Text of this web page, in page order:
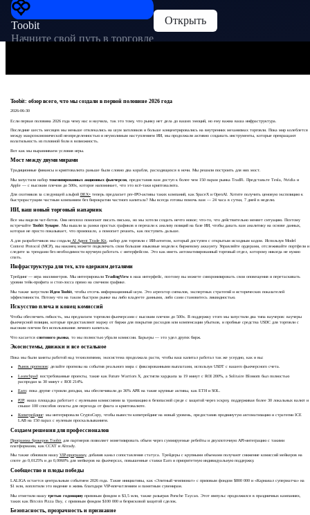
Toobit
Начните свой путь в торговле
Открыть
Toobit: обзор всего, что мы создали в первой половине 2026 года
2026-06-30
Если первая половина 2026 года чему нас и научила, так это тому, что рынку нет дела до ваших эмоций, но ему важна ваша инфраструктура.
Последние шесть месяцев мы меньше отвлекались на шум заголовков и больше концентрировались на внутренних механизмах торговли. Пока мир колеблется
между макроэкономической неопределенностью и неумолимым наступлением ИИ, мы продолжали активно создавать инструменты, которые превращают
волатильность из головной боли в возможность.
Вот как мы выравниваем условия игры.
Мост между двумя мирами
Традиционные финансы и криптовалюта раньше были словно два корабля, расходящихся в ночи. Мы решили построить для них мост.
Мы запустили набор токенизированных акционных фьючерсов, предоставив вам доступ к более чем 150 парам рынка TradFi. Представьте Tesla, Nvidia и
Apple — с высоким плечом до 500x, которое напоминает, что это всё-таки криптовалюта.
Для охотников за следующей альфой DEX+теперь предлагает pre-IPO-активы таких компаний, как SpaceX и OpenAI. Хотите получить ценовую экспозицию к
быстрорастущим частным компаниям без бюрократии частного капитала? Мы всегда готовы помочь вам — 24 часа в сутки, 7 дней в неделю.
ИИ, ваш новый торговый напарник
Все мы видели чат-ботов. Они неплохо помогают писать письма, но мы хотели создать нечто новое; что-то, что действительно меняет ситуацию. Поэтому
встречайте Toobit Synapse. Мы вышли за рамки простых графиков и перешли к анализу позиций на базе ИИ, чтобы давать вам аналитику на основе данных,
которая не просто показывает, что произошло, а помогает решить, как поступить дальше.
А для разработчиков мы создали AI Agent Trade Kit, набор для торговли с ИИ-агентом, который доступен с открытым исходным кодом. Используя Model
Context Protocol (MCP), вы наконец можете подключать свои большие языковые модели к биржевому аккаунту. Управляйте ордерами, отслеживайте портфели и
следите за трендами без необходимости вручную работать с интерфейсом. Это как иметь автоматизированный торговый отдел, которому никогда не нужно
спать.
Инфраструктура для тех, кто одержим деталями
Трейдинг — игра миллиметров. Мы интегрировали TradingViewв наш интерфейс, поэтому вы можете синхронизировать свои оповещения и перетаскивать
уровни тейк-профита и стоп-лосса прямо на свечном графике.
Мы также запустили Идеи Toobit, чтобы отсечь информационный шум. Это агрегатор сигналов, экспертных стратегий и исторических показателей
эффективности. Потому что на таком быстром рынке вы либо владеете данными, либо сами становитесь ликвидностью.
Искусство плеча и конец комиссий
Чтобы обеспечить гибкость, мы предлагаем торговлю фьючерсами с высоким плечом до 500x. В поддержку этого мы запустили два типа ваучеров: ваучеры
фьючерсной позиции, которые предоставляют маржу от биржи для покрытия расходов или компенсации убытков, и пробные средства USDC для торговли с
высоким плечом без использования личного капитала.
Что касается спотового рынка, то мы полностью убрали комиссии. Барьеры — это удел других бирж.
Экосистемы, движки и все остальное
Пока мы были заняты работой над технологиями, экосистема продолжала расти, чтобы ваш капитал работал так же усердно, как и вы:
Рынок прогнозов: делайте прогнозы на события реального мира с фиксированными выплатами, используя USDT с вашего фьючерсного счета.
Launchpad: востребованные проекты, такие как Future Warriors X, достигли хардкапа за 19 минут с ROI 200%, а Solitaire Blossom был полностью
распродан за 30 минут с ROI 214%.
Earn: пока другие строили догадки, мы обеспечивали до 36% APR на такие крупные активы, как ETH и SOL.
P2P: наша площадка работает с нулевыми комиссиями за транзакцию в безопасной среде с защитой через эскроу, поддерживая более 30 локальных валют и
свыше 100 способов оплаты для перехода от фиата и криптовалюте.
Копитрейдинг: мы интегрировали CryptoCopy, чтобы вывести копитрейдинг на новый уровень, предоставив продвинутую автоматизацию и стратегии ICE
LAB на 150 парах с нулевым проскальзыванием.
Создаем решения для профессионалов
Программа брокеров Toobitдля партнеров позволяет монетизировать объем через суммируемые ребейты и двухпоточную API-интеграцию с такими
платформами, как CCXT и Altrady.
Мы также обновили нашу VIP-программу, добавив канал сопоставления статуса. Трейдеры с крупными объемами получают снижение комиссий мейкеров на
споте до 0,0125% и до 0,0060% для мейкеров на фьючерсах, повышенные ставки Earn и приоритетную индивидуальную поддержку.
Сообщество и плоды победы
LALIGA остается центральным событием 2026 года. Такие инициативы, как «Элитный чемпионат» с призовым фондом $800 000 и «Карнавал суперматча» на
$1 млн, воплотили это видение в жизнь благодаря VIP-впечатлениям и памятным сувенирам.
Мы отметили нашу третью годовщину призовым фондом в $3,5 млн, также разыграв Porsche Taycan. Этот импульс продолжился в праздничных кампаниях,
таких как Bitcoin Pizza Day, с призовым фондом $100 000 и безрисковой защитой сделок.
Безопасность, прозрачность и признание